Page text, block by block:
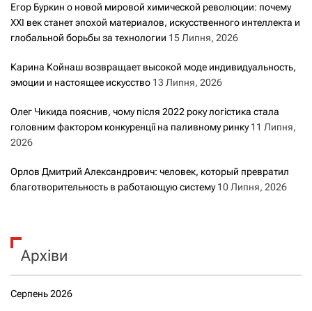
Егор Буркин о новой мировой химической революции: почему
XXI век станет эпохой материалов, искусственного интеллекта и
глобальной борьбы за технологии 15 Липня, 2026
Карина Койнаш возвращает высокой моде индивидуальность,
эмоции и настоящее искусство 13 Липня, 2026
Олег Чикида пояснив, чому після 2022 року логістика стала
головним фактором конкуренції на паливному ринку 11 Липня,
2026
Орлов Дмитрий Александрович: человек, который превратил
благотворительность в работающую систему 10 Липня, 2026
Архіви
Серпень 2026